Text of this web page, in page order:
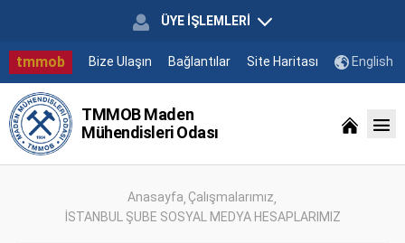
ÜYE İŞLEMLERİ
tmmob Bize Ulaşın Bağlantılar Site Haritası English
TMMOB Maden
Mühendisleri Odası
Anasayfa Çalışmalarımız
İSTANBUL ŞUBE SOSYAL MEDYA HESAPLARIMIZ